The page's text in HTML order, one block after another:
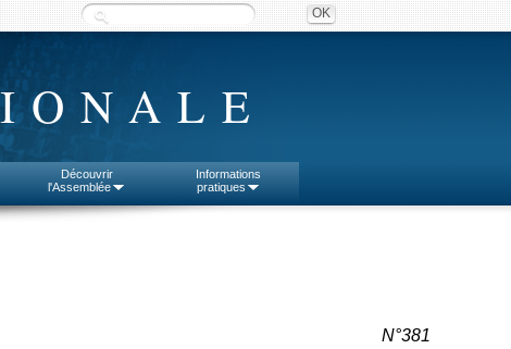
Découvrir
l'Assemblée
Informations
pratiques
N°381